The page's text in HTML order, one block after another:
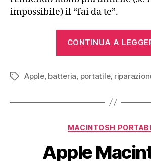
impossibile) il “fai da te”.
CONTINUA A
Tag Apple, batteria portatile,
Categorie
MACINTOSH
Apple